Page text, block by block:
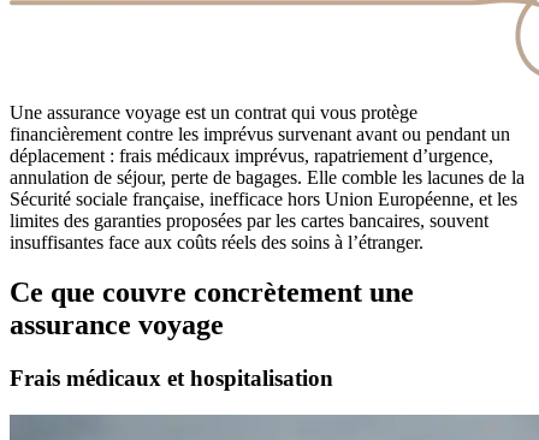
Une assurance voyage est un contrat qui vous protège
financièrement contre les imprévus survenant avant ou pendant un
déplacement : frais médicaux imprévus, rapatriement d’urgence,
annulation de séjour, perte de bagages. Elle comble les lacunes de la
Sécurité sociale française, inefficace hors Union Européenne, et les
limites des garanties proposées par les cartes bancaires, souvent
insuffisantes face aux coûts réels des soins à l’étranger.
Ce que couvre concrètement une
assurance voyage
Frais médicaux et hospitalisation